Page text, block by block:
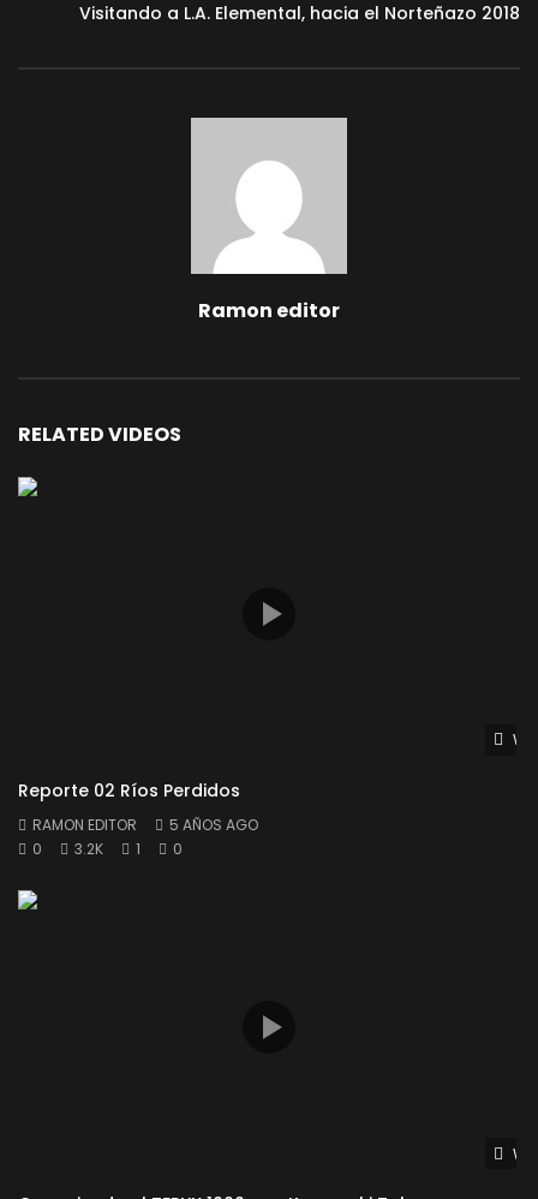
Visitando a L.A. Elemental, hacia el Norteñazo 2018
Ramon editor
RELATED VIDEOS
Reporte 02 Ríos Perdidos
RAMON EDITOR
5 AÑOS AGO
0
3.2K 1 0